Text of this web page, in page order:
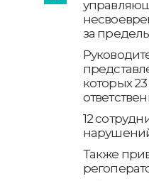
за
которых
12
Также